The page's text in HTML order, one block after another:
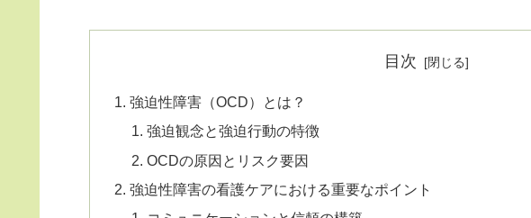
目次
強迫性障害（OCD）とは？
強迫観念と強迫行動の特徴
OCDの原因とリスク要因
強迫性障害の看護ケアにおける重要なポイント